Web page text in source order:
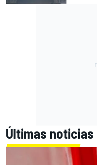
Últimas noticias